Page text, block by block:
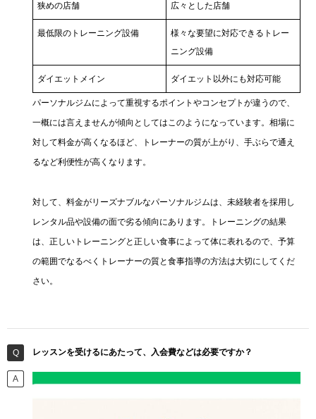
狭めの店舗 広々とした店舗
最低限のトレーニング設備
様々な要望に対応できるトレー
ニング設備
ダイエットメイン ダイエット以外にも対応可能
パーソナルジムによって重視するポイントやコンセプトが違うので、
一概には言えませんが傾向としてはこのようになっています。相場に
対して料金が高くなるほど、トレーナーの質が上がり、手ぶらで通え
るなど利便性が高くなります。
対して、料金がリーズナブルなパーソナルジムは、未経験者を採用し
レンタル品や設備の面で劣る傾向にあります。トレーニングの結果
は、正しいトレーニングと正しい食事によって体に表れるので、予算
の範囲でなるべくトレーナーの質と食事指導の方法は大切にしてくだ
さい。
レッスンを受けるにあたって、入会費などは必要ですか？